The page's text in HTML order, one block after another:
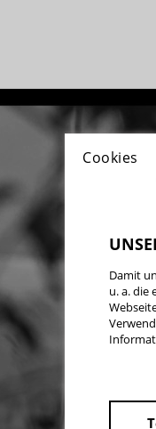
Cookies
Damit
u. a. die